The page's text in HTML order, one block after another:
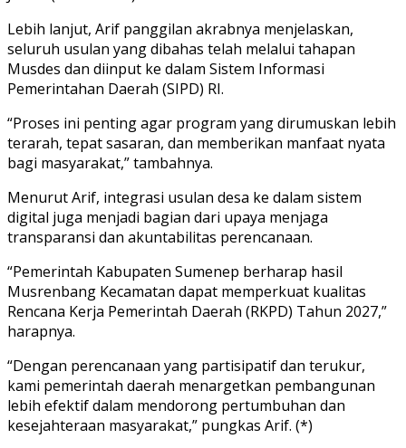
Lebih lanjut, Arif panggilan akrabnya menjelaskan,
seluruh usulan yang dibahas telah melalui tahapan
Musdes dan diinput ke dalam Sistem Informasi
Pemerintahan Daerah (SIPD) RI.
“Proses ini penting agar program yang dirumuskan lebih
terarah, tepat sasaran, dan memberikan manfaat nyata
bagi masyarakat,” tambahnya.
Menurut Arif, integrasi usulan desa ke dalam sistem
digital juga menjadi bagian dari upaya menjaga
transparansi dan akuntabilitas perencanaan.
“Pemerintah Kabupaten Sumenep berharap hasil
Musrenbang Kecamatan dapat memperkuat kualitas
Rencana Kerja Pemerintah Daerah (RKPD) Tahun 2027,”
harapnya.
“Dengan perencanaan yang partisipatif dan terukur,
kami pemerintah daerah menargetkan pembangunan
lebih efektif dalam mendorong pertumbuhan dan
kesejahteraan masyarakat,” pungkas Arif. (*)